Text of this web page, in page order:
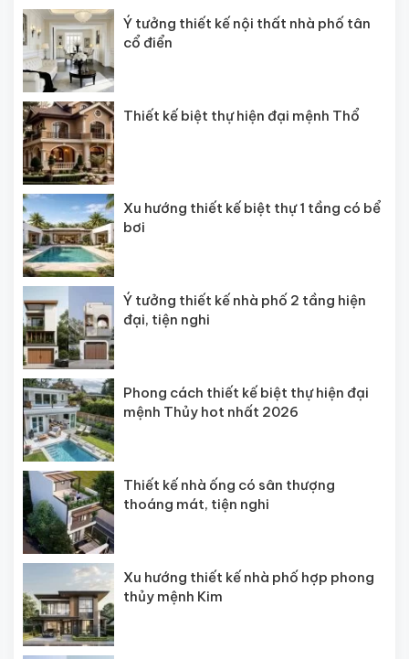
Ý tưởng thiết kế nội thất nhà phố tân
cổ điển
Thiết kế biệt thự hiện đại mệnh Thổ
Xu hướng thiết kế biệt thự 1 tầng có bể
bơi
Ý tưởng thiết kế nhà phố 2 tầng hiện
đại, tiện nghi
Phong cách thiết kế biệt thự hiện đại
mệnh Thủy hot nhất 2026
Thiết kế nhà ống có sân thượng
thoáng mát, tiện nghi
Xu hướng thiết kế nhà phố hợp phong
thủy mệnh Kim